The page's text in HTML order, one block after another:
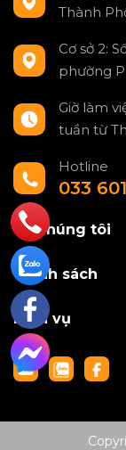
Thành
Cơ sở 2:
phường
Giờ làm
tuần từ
Hotline
033
Về chúng tôi
Chính sách
Dịch vụ